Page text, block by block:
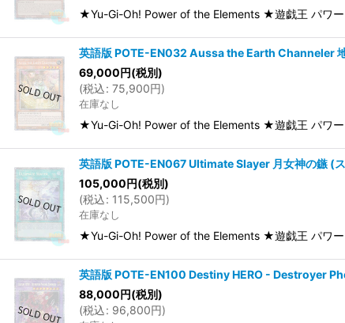
★Yu-Gi-Oh! Power of the Elements ★遊戯王 パワ
英語版 POTE-EN032 Aussa the Earth Channeler
69,000円(税別)
(税込: 75,900円)
在庫なし
★Yu-Gi-Oh! Power of the Elements ★遊戯王 パワ
英語版 POTE-EN067 Ultimate Slayer 月女神の鏃 (
105,000円(税別)
(税込: 115,500円)
在庫なし
★Yu-Gi-Oh! Power of the Elements ★遊戯王 パワ
英語版 POTE-EN100 Destiny HERO - Destroyer
88,000円(税別)
(税込: 96,800円)